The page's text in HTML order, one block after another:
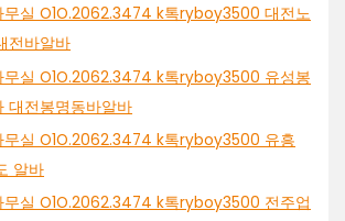
무실 O1O.2062.3474 k톡ryboy3500 대전노
전바알바
무실 O1O.2062.3474 k톡ryboy3500 유성봉
대전봉명동바알바
무실 O1O.2062.3474 k톡ryboy3500 유흥
알바
무실 O1O.2062.3474 k톡ryboy3500 전주업